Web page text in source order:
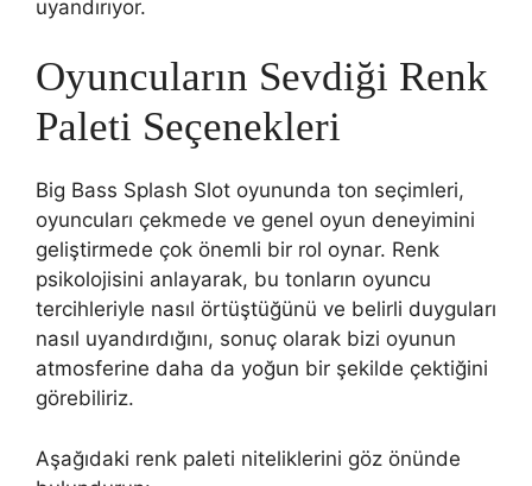
uyandırıyor.
Oyuncuların Sevdiği Renk
Paleti Seçenekleri
Big Bass Splash Slot oyununda ton seçimleri,
oyuncuları çekmede ve genel oyun deneyimini
geliştirmede çok önemli bir rol oynar. Renk
psikolojisini anlayarak, bu tonların oyuncu
tercihleriyle nasıl örtüştüğünü ve belirli duyguları
nasıl uyandırdığını, sonuç olarak bizi oyunun
atmosferine daha da yoğun bir şekilde çektiğini
görebiliriz.
Aşağıdaki renk paleti niteliklerini göz önünde